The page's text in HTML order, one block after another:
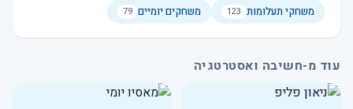
משחקי תעלומות 123 משחקים יומיים 79
עוד מ-חשיבה ואסטרטגיה